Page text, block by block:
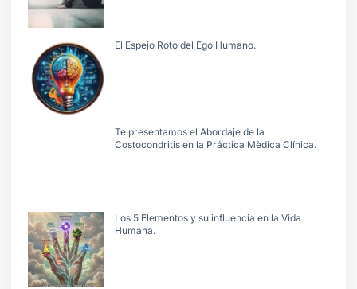
El Espejo Roto del Ego Humano.
Te presentamos el Abordaje de la
Costocondritis en la Práctica Mèdica Clínica.
Los 5 Elementos y su influencia en la Vida
Humana.